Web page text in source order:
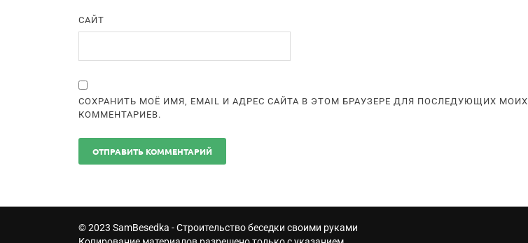
САЙТ
СОХРАНИТЬ МОЁ ИМЯ, EMAIL И АДРЕС САЙТА В ЭТОМ БРАУЗЕРЕ ДЛЯ ПОСЛЕДУЮЩИХ МОИХ
КОММЕНТАРИЕВ.
© 2023 SamBesedka - Строительство беседки своими руками